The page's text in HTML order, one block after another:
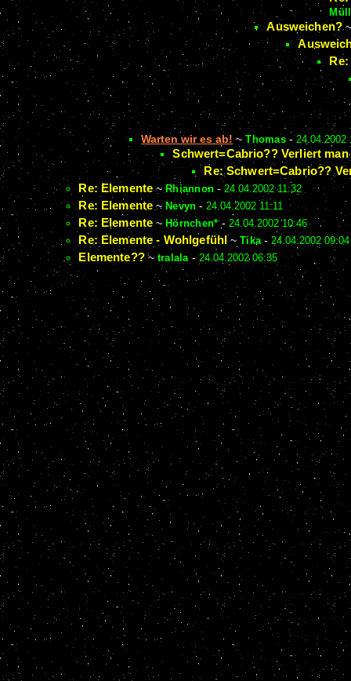
Ausweichen?
Warten wir es ab! ~Thomas-24.04.2002
Schwert=Cabrio?? Verliert
Re: Schwert=Cabrio??
Re: Elemente ~Rhiannon -24.04.2002 11:32
Re: Elemente ~ Nevyn -24.04.2002 11:11
Re: Elemente ~ Hörnchen*- 24.04.2002 10:46
Re: Elemente - Wohlgefühl ~Tika-24.04.2002 09:04
Elemente??~ tralala- 24.04.2002 06:35